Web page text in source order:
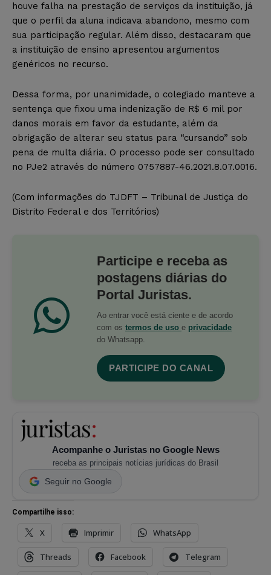
houve falha na prestação de serviços da instituição, já
que o perfil da aluna indicava abandono, mesmo com
sua participação regular. Além disso, destacaram que
a instituição de ensino apresentou argumentos
genéricos no recurso.
Dessa forma, por unanimidade, o colegiado manteve a
sentença que fixou uma indenização de R$ 6 mil por
danos morais em favor da estudante, além da
obrigação de alterar seu status para “cursando” sob
pena de multa diária. O processo pode ser consultado
no PJe2 através do número 0757887-46.2021.8.07.0016.
(Com informações do TJDFT – Tribunal de Justiça do
Distrito Federal e dos Territórios)
Participe e receba as
postagens diárias do
Portal Juristas.
Ao entrar você está ciente e de acordo
com os termos de uso e privacidade
do Whatsapp.
PARTICIPE DO CANAL
Acompanhe o Juristas no Google News
receba as principais notícias jurídicas do Brasil
Seguir no Google
Compartilhe isso:
X Imprimir WhatsApp
Threads Facebook Telegram